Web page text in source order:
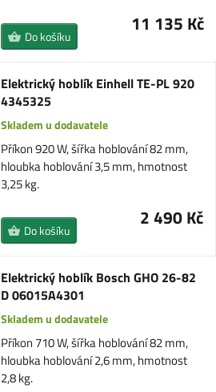
11 135 Kč
Do košíku
Elektrický hoblík Einhell TE-PL 920
4345325
Skladem u dodavatele
Příkon 920 W, šířka hoblování 82 mm,
hloubka hoblování 3,5 mm, hmotnost
3,25 kg.
2 490 Kč
Do košíku
Elektrický hoblík Bosch GHO 26-82
D 06015A4301
Skladem u dodavatele
Příkon 710 W, šířka hoblování 82 mm,
hloubka hoblování 2,6 mm, hmotnost
2,8 kg.